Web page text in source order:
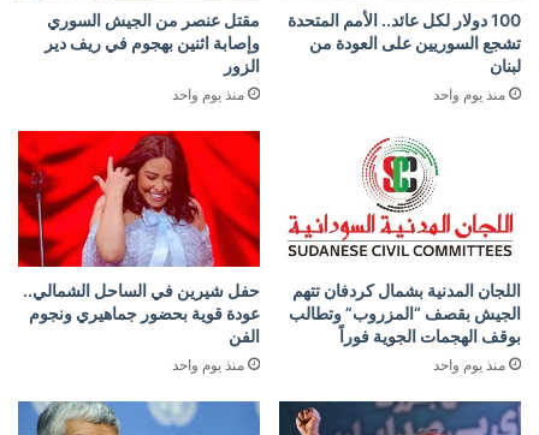
100 دولار لكل عائد.. الأمم المتحدة
تشجع السوريين على العودة من
لبنان
منذ يوم واحد
مقتل عنصر من الجيش السوري
وإصابة اثنين بهجوم في ريف دير
الزور
منذ يوم واحد
اللجان المدنية بشمال كردفان تتهم
الجيش بقصف “المزروب” وتطالب
بوقف الهجمات الجوية فوراً
منذ يوم واحد
حفل شيرين في الساحل الشمالي..
عودة قوية بحضور جماهيري ونجوم
الفن
منذ يوم واحد